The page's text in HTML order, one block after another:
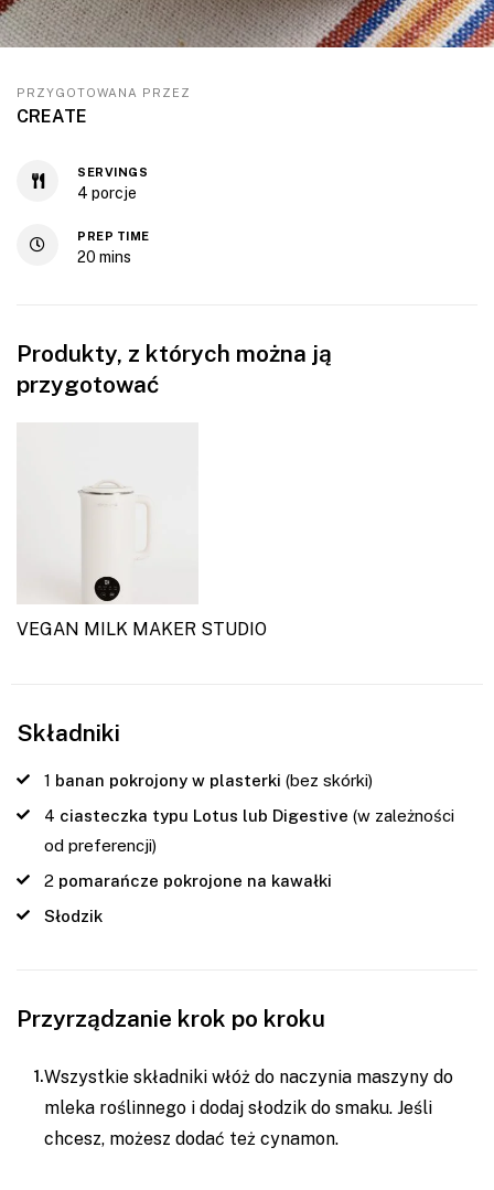
PRZYGOTOWANA PRZEZ
CREATE
SERVINGS
4 porcje
PREP TIME
20 mins
Produkty, z których można ją
przygotować
VEGAN MILK MAKER STUDIO
Składniki
1 banan pokrojony w plasterki (bez skórki)
4 ciasteczka typu Lotus lub Digestive (w zależności
od preferencji)
2 pomarańcze pokrojone na kawałki
Słodzik
Przyrządzanie krok po kroku
Wszystkie składniki włóż do naczynia maszyny do
mleka roślinnego i dodaj słodzik do smaku. Jeśli
chcesz, możesz dodać też cynamon.